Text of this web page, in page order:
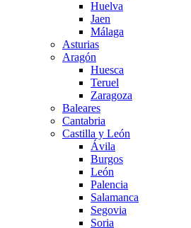
Huelva
Jaen
Málaga
Asturias
Aragón
Huesca
Teruel
Zaragoza
Baleares
Cantabria
Castilla y León
Ávila
Burgos
León
Palencia
Salamanca
Segovia
Soria